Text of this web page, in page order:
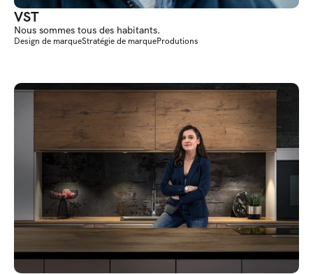
VST
Nous sommes tous des habitants.
Design de marqueStratégie de marqueProdutions